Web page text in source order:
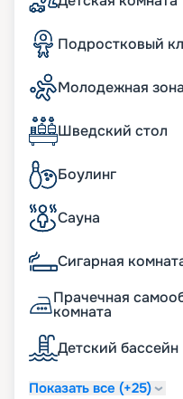
Подростковый
Молодежная зона
Шведский стол
Боулинг
Сауна
Сигарная
Прачечная
комната
Детский бассейн
Показать все (+25)